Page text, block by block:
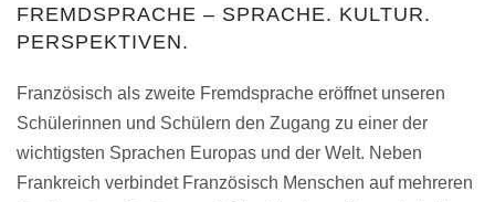
FREMDSPRACHE – SPRACHE. KULTUR.
PERSPEKTIVEN.
Französisch als zweite Fremdsprache eröffnet unseren
Schülerinnen und Schülern den Zugang zu einer der
wichtigsten Sprachen Europas und der Welt. Neben
Frankreich verbindet Französisch Menschen auf mehreren